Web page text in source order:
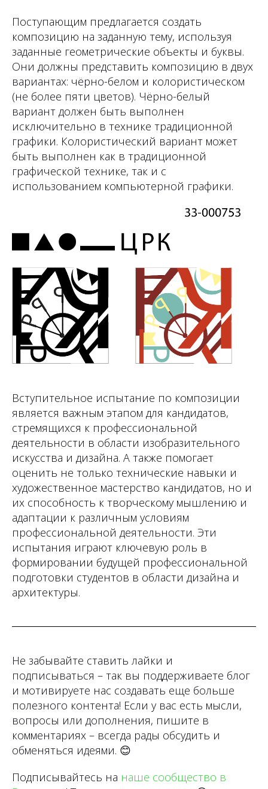
Поступающим предлагается создать
композицию на заданную тему, используя
заданные геометрические объекты и буквы.
Они должны представить композицию в двух
вариантах: чёрно-белом и колористическом
(не более пяти цветов). Чёрно-белый
вариант должен быть выполнен
исключительно в технике традиционной
графики. Колористический вариант может
быть выполнен как в традиционной
графической технике, так и с
использованием компьютерной графики.
Вступительное испытание по композиции
является важным этапом для кандидатов,
стремящихся к профессиональной
деятельности в области изобразительного
искусства и дизайна. А также помогает
оценить не только технические навыки и
художественное мастерство кандидатов, но и
их способность к творческому мышлению и
адаптации к различным условиям
профессиональной деятельности. Эти
испытания играют ключевую роль в
формировании будущей профессиональной
подготовки студентов в области дизайна и
архитектуры.
Не забывайте ставить лайки и
подписываться – так вы поддерживаете блог
и мотивируете нас создавать еще больше
полезного контента! Если у вас есть мысли,
вопросы или дополнения, пишите в
комментариях – всегда рады обсудить и
обменяться идеями. 😊
Подписывайтесь на наше сообщество в